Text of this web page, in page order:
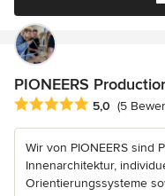
PIONEERS
Durchschnittliche
5,0 (5
Wir von PIONEERS sind
Innenarchitektur,
Orientierungssysteme